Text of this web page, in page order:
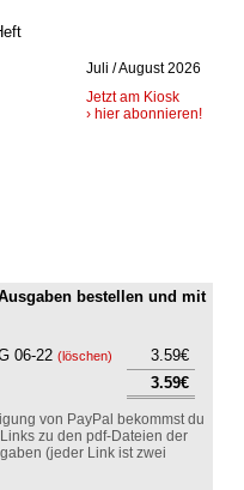
bestellen und mit
06-22 (löschen)
3.59€
3.59€
von PayPal bekommst du
zu den pdf-Dateien der
(jeder Link ist zwei
Juli / August 2026
Jetzt am Kiosk
› hier abonnieren!